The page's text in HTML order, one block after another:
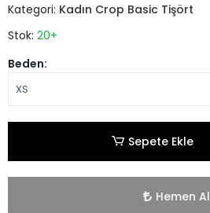
Kategori: Kadın Crop Basic Tişört
Stok: 20+
Beden:
Sepete Ekle
Hemen Al